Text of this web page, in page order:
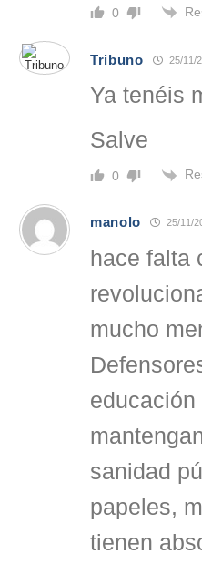
0
Tribuno 25/11/
Ya tenéis
Salve
0
manolo 25/11/
hace falta
mucho
sanidad
papeles,
tienen